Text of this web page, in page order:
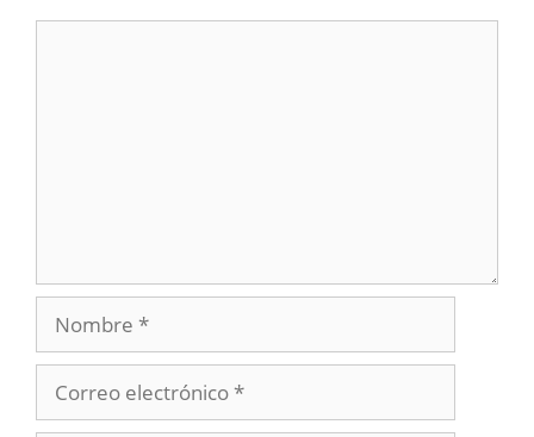
Nombre
electrónico